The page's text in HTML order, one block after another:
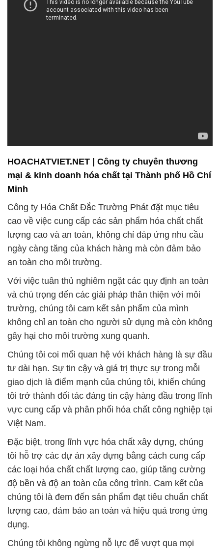
HOACHATVIET.NET | Công ty chuyên thương
mại & kinh doanh hóa chất tại Thành phố Hồ Chí
Minh
Công ty Hóa Chất Đắc Trường Phát đặt mục tiêu
cao về việc cung cấp các sản phẩm hóa chất chất
lượng cao và an toàn, không chỉ đáp ứng nhu cầu
ngày càng tăng của khách hàng mà còn đảm bảo
an toàn cho môi trường.
Với việc tuân thủ nghiêm ngặt các quy định an toàn
và chú trọng đến các giải pháp thân thiện với môi
trường, chúng tôi cam kết sản phẩm của mình
không chỉ an toàn cho người sử dụng mà còn không
gây hại cho môi trường xung quanh.
Chúng tôi coi mối quan hệ với khách hàng là sự đầu
tư dài hạn. Sự tin cậy và giá trị thực sự trong mỗi
giao dịch là điểm mạnh của chúng tôi, khiến chúng
tôi trở thành đối tác đáng tin cậy hàng đầu trong lĩnh
vực cung cấp và phân phối hóa chất công nghiệp tại
Việt Nam.
Đặc biệt, trong lĩnh vực hóa chất xây dựng, chúng
tôi hỗ trợ các dự án xây dựng bằng cách cung cấp
các loại hóa chất chất lượng cao, giúp tăng cường
độ bền và độ an toàn của công trình. Cam kết của
chúng tôi là đem đến sản phẩm đạt tiêu chuẩn chất
lượng cao, đảm bảo an toàn và hiệu quả trong ứng
dụng.
Chúng tôi không ngừng nỗ lực để vượt qua mọi